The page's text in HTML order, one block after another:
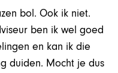
bol. Ook ik niet.
ben ik wel goed
en kan ik die
duiden. Mocht je dus